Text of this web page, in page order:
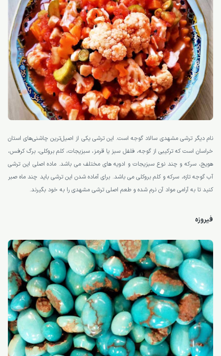
نام دیگر ترشی مشهدی سالاد گوجه است. این ترشی یکی از اصیل‌ترین چاشنی‌های استان
خراسان است که ترکیبی از گوجه، فلفل سبز یا قرمز، سبزیجات، کلم بروکلی، برگ کرفس،
هویج، سرکه و چند نوع سبزیجات و ادویه های مختلف می باشد. ماده اصلی این ترشی
آب گوجه تازه، سرکه و کلم بروکلی می باشد. برای آماده شدن این ترشی باید چند ماه صبر
کنید تا به آرامی مواد آن نرم شده و طعم اصلی ترشی مشهدی را به خود بگیرند.
فیروزه